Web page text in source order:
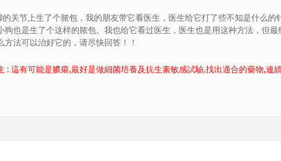
关节上生了个脓包，我的朋友带它看医生，医生给它打了些不知是什么的
也是生了个这样的脓包。我也给它看过医生，医生也是用这种方法，但最
法可以治好它的，请尽快回答！！
: 這有可能是膿瘍,最好是做細菌培養及抗生素敏感試驗,找出適合的藥物,連